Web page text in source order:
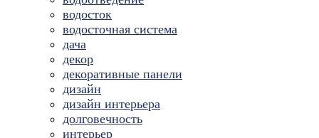
водосток
водосточная система
дача
декор
декоративные панели
дизайн
дизайн интерьера
долговечность
интерьер